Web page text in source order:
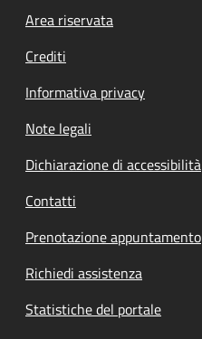
Footer menu
Area riservata
Crediti
Informativa privacy
Note legali
Dichiarazione di accessibilità
Contatti
Prenotazione appuntamento
Richiedi assistenza
Statistiche del portale